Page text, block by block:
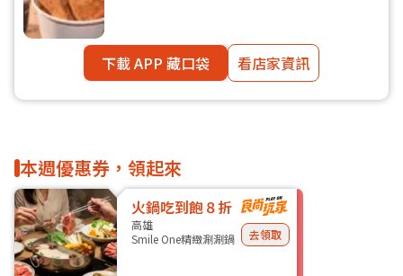
下載 APP 藏口袋 看店家資訊
本週優惠券，領起來
火鍋吃到飽８折
高雄
Smile One精緻涮涮鍋
去領取